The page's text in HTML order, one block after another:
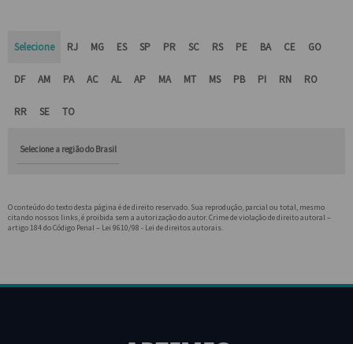
Selecione RJ MG ES SP PR SC RS PE BA CE GO
DF AM PA AC AL AP MA MT MS PB PI RN RO
RR SE TO
Selecione a região do Brasil
O conteúdo do texto desta página é de direito reservado. Sua reprodução, parcial ou total, mesmo
citando nossos links, é proibida sem a autorização do autor. Crime de violação de direito autoral –
artigo 184 do Código Penal – Lei 9610/98 - Lei de direitos autorais